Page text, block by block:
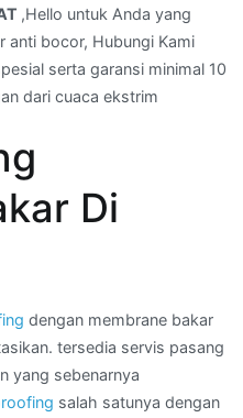
,Hello untuk Anda yang
anti bocor, Hubungi Kami
serta garansi minimal 10
dari cuaca ekstrim
Di
dengan membrane bakar
tersedia servis pasang
yang sebenarnya
salah satunya dengan